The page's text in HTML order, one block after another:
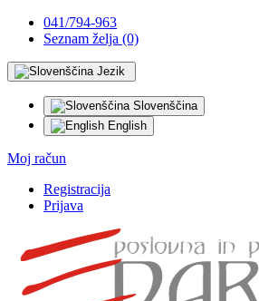
041/794-963
Seznam želja (0)
Jezik
Slovenščina
English
Moj račun
Registracija
Prijava